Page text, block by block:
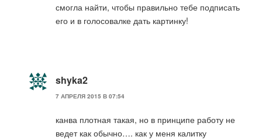
смогла найти, чтобы правильно тебе подписать
его и в голосовалке дать картинку!
shyka2
7 АПРЕЛЯ 2015 В 07:54
канва плотная такая, но в принципе работу не
ведет как обычно…. как у меня калитку